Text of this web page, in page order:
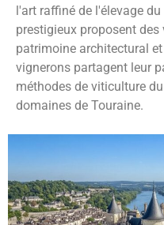
l'art raffiné de l'élevage
prestigieux proposent
patrimoine architectural
vignerons partagent leur
méthodes de viticulture
domaines de Touraine.